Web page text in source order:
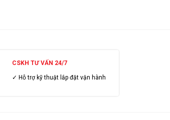
CSKH TƯ VẤN 24/7
✓ Hỗ trợ kỹ thuật lắp đặt vận hành